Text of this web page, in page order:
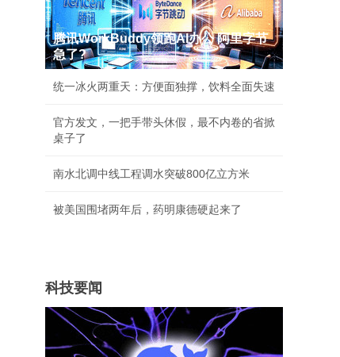
腾讯WorkBuddy领跑AI办公 阿里字节
急了?
统一冰火两重天：方便面独撑，饮料全面失速
官方发文，一把手带头休假，最不内卷的省掀
桌子了
南水北调中线工程调水突破800亿立方米
被美国围堵两年后，药明康德硬起来了
科技要闻